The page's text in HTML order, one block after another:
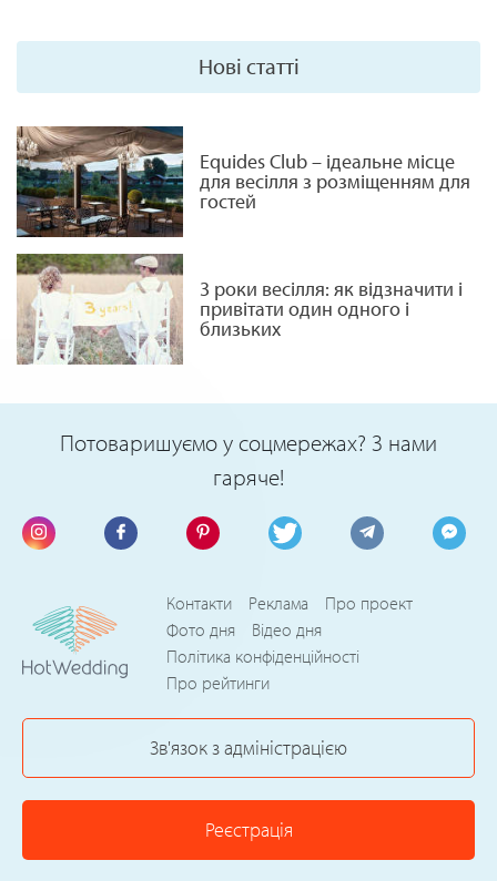
Нові статті
Equides Club – ідеальне місце
для весілля з розміщенням для
гостей
3 роки весілля: як відзначити і
привітати один одного і
близьких
Потоваришуємо у соцмережах? З нами
гаряче!
Контакти Реклама
Про проект
Фото дня
Відео дня
Політика конфіденційності
Про рейтинги
Зв'язок з адміністрацією
Реєстрація